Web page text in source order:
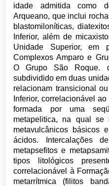
idade admitida como
Arqueano, que inclui
blastomiloníticas,
Inferior, além de
Unidade Superior, em
Complexos Amparo e
O Grupo São Roque.
subdividido em duas
relacionam transicional
Inferior, correlacionável
formada por uma
metapelitica, na qual se
metavulcânicos básicos
ácidos. Intercalações
metapsefitos e
tipos litológicos
correlacionável à
metarrítmica (filitos